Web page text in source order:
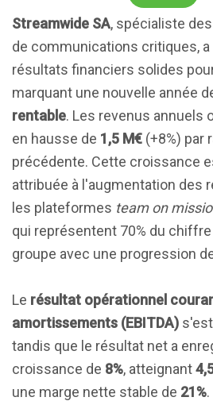
Streamwide SA, spécialiste
de communications critiques,
résultats financiers solides
marquant une nouvelle année
rentable. Les revenus annuels
en hausse de 1,5 M€ (+8%) par
précédente. Cette croissance
attribuée à l'augmentation des
les plateformes team on
qui représentent 70% du
groupe avec une progression
Le résultat opérationnel
amortissements (EBITDA)
tandis que le résultat net a
croissance de 8%, atteignant
une marge nette stable de 21%